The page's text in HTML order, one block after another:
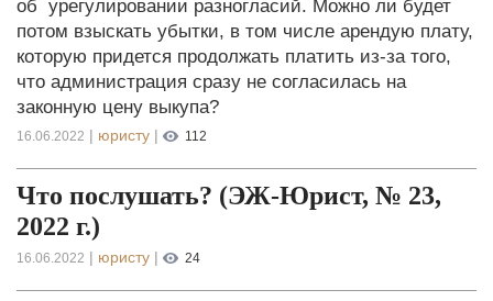
об урегулировании разногласий. Можно ли будет
потом взыскать убытки, в том числе арендую плату,
которую придется продолжать платить из-за того,
что администрация сразу не согласилась на
законную цену выкупа?
16.06.2022 | юристу | 112
Что послушать? (ЭЖ-Юрист, № 23,
2022 г.)
16.06.2022 | юристу | 24